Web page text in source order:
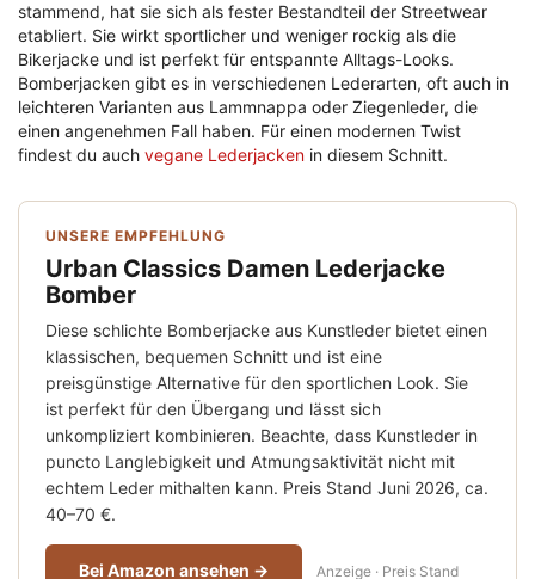
stammend, hat sie sich als fester Bestandteil der Streetwear
etabliert. Sie wirkt sportlicher und weniger rockig als die
Bikerjacke und ist perfekt für entspannte Alltags-Looks.
Bomberjacken gibt es in verschiedenen Lederarten, oft auch in
leichteren Varianten aus Lammnappa oder Ziegenleder, die
einen angenehmen Fall haben. Für einen modernen Twist
findest du auch vegane Lederjacken in diesem Schnitt.
UNSERE EMPFEHLUNG
Urban Classics Damen Lederjacke
Bomber
Diese schlichte Bomberjacke aus Kunstleder bietet einen
klassischen, bequemen Schnitt und ist eine
preisgünstige Alternative für den sportlichen Look. Sie
ist perfekt für den Übergang und lässt sich
unkompliziert kombinieren. Beachte, dass Kunstleder in
puncto Langlebigkeit und Atmungsaktivität nicht mit
echtem Leder mithalten kann. Preis Stand Juni 2026, ca.
40–70 €.
Bei Amazon ansehen → Anzeige · Preis Stand